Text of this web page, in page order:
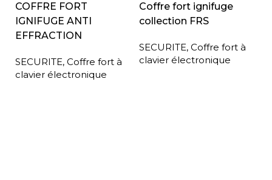
COFFRE FORT
IGNIFUGE ANTI
EFFRACTION
SECURITE, Coffre fort à
clavier électronique
Coffre fort ignifuge
collection FRS
SECURITE, Coffre fort à
clavier électronique